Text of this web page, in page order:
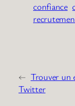
confiance
← Trouver un
Twitter